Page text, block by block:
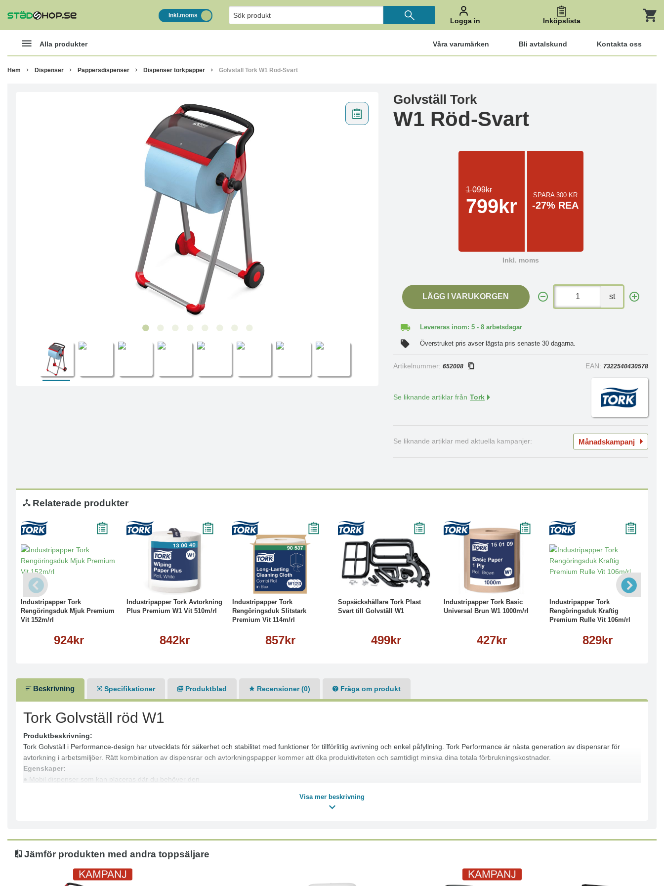
Inkl.moms
Logga in Inköpslista
Alla produkter Våra varumärken Bli avtalskund Kontakta oss
Hem Dispenser Pappersdispenser Dispenser torkpapper Golvställ Tork W1 Röd-Svart
Golvställ Tork
W1 Röd-Svart
1 099kr
799kr SPARA 300 KR
-27% REA
Inkl. moms
LÄGG I VARUKORGEN st
Levereras inom: 5 - 8 arbetsdagar
Överstruket pris avser lägsta pris senaste 30 dagarna.
Artikelnummer:652008 EAN: 7322540430578
Se liknande artiklar från Tork
Se liknande artiklar med aktuella kampanjer: Månadskampanj
Relaterade produkter
Industripapper Tork
Rengöringsduk Mjuk Premium
Vit 152m/rl
924kr
Köp
Industripapper Tork Avtorkning
Plus Premium W1 Vit 510m/rl
842kr
Köp Läs mer
Industripapper Tork
Rengöringsduk Slitstark
Premium Vit 114m/rl
857kr
Köp Läs mer
Sopsäckshållare Tork Plast
Svart till Golvställ W1
499kr
Köp Läs mer
Industripapper Tork Basic
Universal Brun W1 1000m/rl
427kr
Köp Läs mer
Industripapper Tork
Rengöringsduk Kraftig
Premium Rulle Vit 106m/rl
829kr
Läs mer
Beskrivning Specifikationer Produktblad Recensioner (0) Fråga om produkt
Tork Golvställ röd W1
Produktbeskrivning:
Tork Golvställ i Performance-design har utvecklats för säkerhet och stabilitet med funktioner för tillförlitlig avrivning och enkel påfyllning. Tork Performance är nästa generation av dispensrar för
avtorkning i arbetsmiljöer. Rätt kombination av dispensrar och avtorkningspapper kommer att öka produktiviteten och samtidigt minska dina totala förbrukningskostnader.
Egenskaper:
● Mobil dispenser som kan placeras där du behöver den
● USDA Certified Biobased Product label
Användning och avfall:
● Det går att återanvända rengöringsdukarna, vilket bidrar till minskad förbrukning
Visa mer beskrivning
Jämför produkten med andra toppsäljare